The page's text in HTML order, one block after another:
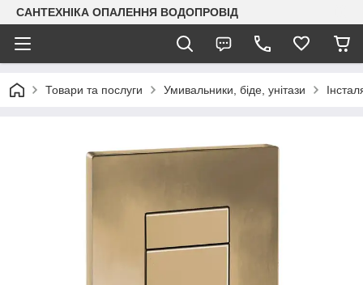
САНТЕХНІКА ОПАЛЕННЯ ВОДОПРОВІД
Товари та послуги Умивальники, біде, унітази